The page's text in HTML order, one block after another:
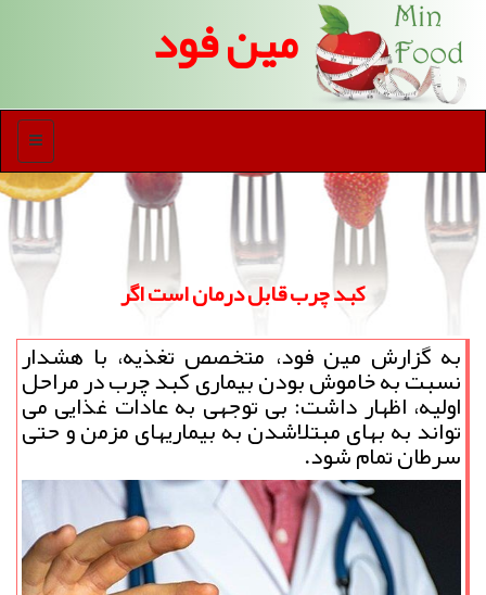
مین فود
منو
کبد چرب قابل درمان است اگر
به گزارش مین فود، متخصص تغذیه، با هشدار
نسبت به خاموش بودن بیماری کبد چرب در مراحل
اولیه، اظهار داشت: بی توجهی به عادات غذایی می
تواند به بهای مبتلاشدن به بیماریهای مزمن و حتی
سرطان تمام شود.